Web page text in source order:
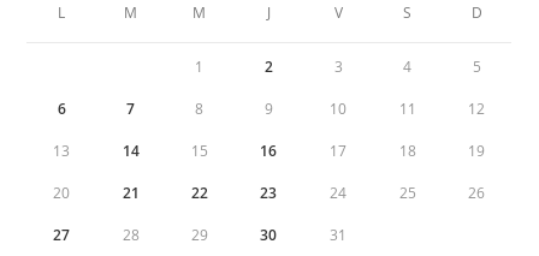
L M M J V S D
1 2 3 4 5
6 7 8 9 10 11 12
13 14 15 16 17 18 19
20 21 22 23 24 25 26
27 28 29 30 31